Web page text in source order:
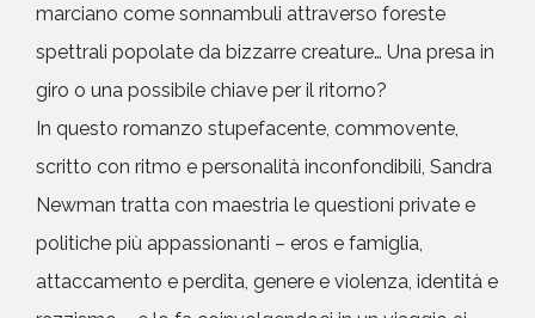
marciano come sonnambuli attraverso foreste
spettrali popolate da bizzarre creature… Una presa in
giro o una possibile chiave per il ritorno?
In questo romanzo stupefacente, commovente,
scritto con ritmo e personalità inconfondibili, Sandra
Newman tratta con maestria le questioni private e
politiche più appassionanti – eros e famiglia,
attaccamento e perdita, genere e violenza, identità e